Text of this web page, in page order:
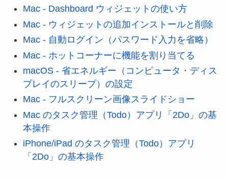
Mac - Dashboard ウィジェットの使い方
Mac - ウィジェットの追加インストールと削除
Mac - 自動ログイン（パスワード入力を省略）
Mac - ホットコーナーに機能を割り当てる
macOS - 省エネルギー（コンピュータ・ディス
プレイのスリープ）の設定
Mac - フルスクリーン画像スライドショー
Mac のタスク管理（Todo）アプリ「2Do」の基
本操作
iPhone/iPad のタスク管理（Todo）アプリ
「2Do」の基本操作